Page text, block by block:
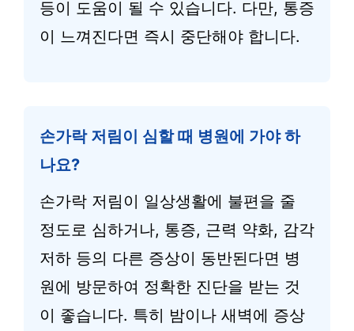
등이 도움이 될 수 있습니다. 다만, 통증
이 느껴진다면 즉시 중단해야 합니다.
손가락 저림이 심할 때 병원에 가야 하
나요?
손가락 저림이 일상생활에 불편을 줄
정도로 심하거나, 통증, 근력 약화, 감각
저하 등의 다른 증상이 동반된다면 병
원에 방문하여 정확한 진단을 받는 것
이 좋습니다. 특히 밤이나 새벽에 증상